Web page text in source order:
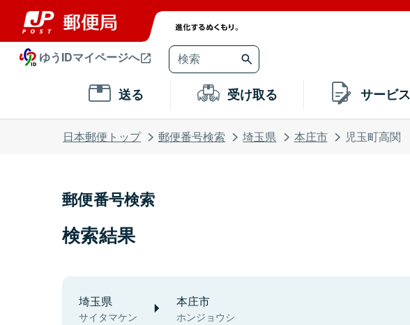
ゆうIDマイページへ
送る 受け取る サービ
日本郵便トップ 郵便番号検索 埼玉県 本庄市 児玉町高関
郵便番号検索
検索結果
埼玉県
サイタマケン
本庄市
ホンジョウシ